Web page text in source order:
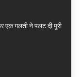
एक गलती ने पलट दी पूरी